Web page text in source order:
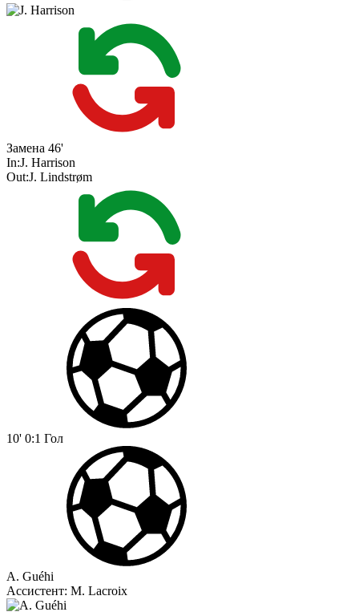
Замена 46'
In:J. Harrison
Out:J. Lindstrøm
10' 0:1 Гол
A. Guéhi
Ассистент: M. Lacroix